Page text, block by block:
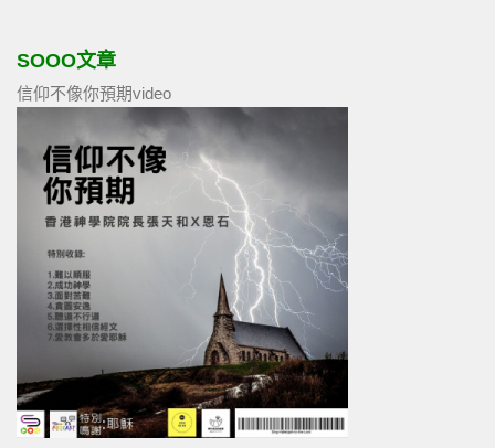
SOOO文章
信仰不像你預期video